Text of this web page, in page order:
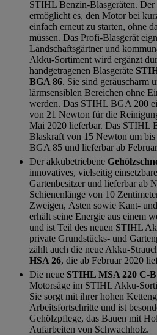
STIHL Benzin-Blasgeräten. Der
ermöglicht es, den Motor bei
einfach erneut zu starten, ohne
müssen. Das Profi-Blasgerät
Landschaftsgärtner und
Akku-Sortiment wird ergänzt
handgetragenen Blasgeräte
BGA 86. Sie sind geräuscharm
lärmsensiblen Bereichen ohne
werden. Das STIHL BGA 200
von 21 Newton für die
Mai 2020 lieferbar. Das STIHL
Blaskraft von 15 Newton um bis
BGA 85 und lieferbar ab
Der akkubetriebene
innovatives, vielseitig
Gartenbesitzer und lieferbar ab
Schienenlänge von 10
Zweigen, Ästen sowie Kant-
erhält seine Energie aus einem
und ist Teil des neuen STIHL
private Grundstücks- und
zählt auch die neue Akku-
HSA 26, die ab Februar 2020
Die neue STIHL MSA 220 C-B
Motorsäge im STIHL Akku-
Sie sorgt mit ihrer hohen
Arbeitsfortschritte und ist
Gehölzpflege, das Bauen mit
Aufarbeiten von Schwachholz.